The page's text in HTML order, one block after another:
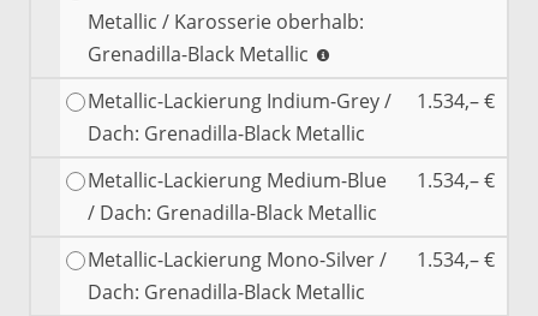
Metallic / Karosserie oberhalb:
Grenadilla-Black Metallic
Metallic-Lackierung Indium-Grey /
Dach: Grenadilla-Black Metallic
1.534,– €
Metallic-Lackierung Medium-Blue
/ Dach: Grenadilla-Black Metallic
1.534,– €
Metallic-Lackierung Mono-Silver /
Dach: Grenadilla-Black Metallic
1.534,– €